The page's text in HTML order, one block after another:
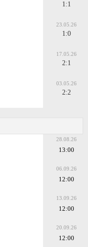
1:1
23.05.26
1:0
17.05.26
2:1
03.05.26
2:2
28.08.26
13:00
06.09.26
12:00
13.09.26
12:00
20.09.26
12:00